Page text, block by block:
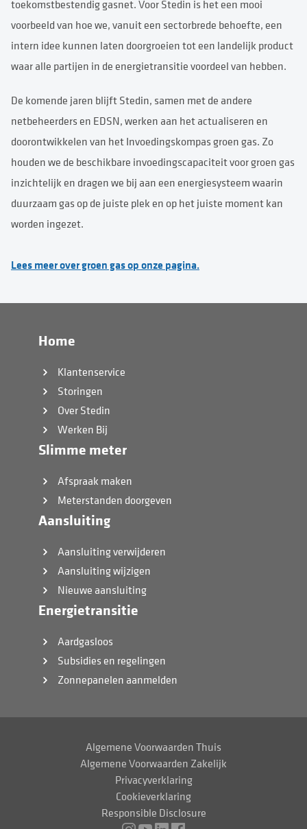
toekomstbestendig gasnet. Voor Stedin is het een mooi
voorbeeld van hoe we, vanuit een sectorbrede behoefte, een
intern idee kunnen laten doorgroeien tot een landelijk product
waar alle partijen in de energietransitie voordeel van hebben.
De komende jaren blijft Stedin, samen met de andere
netbeheerders en EDSN, werken aan het actualiseren en
doorontwikkelen van het Invoedingskompas groen gas. Zo
houden we de beschikbare invoedingscapaciteit voor groen gas
inzichtelijk en dragen we bij aan een energiesysteem waarin
duurzaam gas op de juiste plek en op het juiste moment kan
worden ingezet.
Lees meer over groen gas op onze pagina.
Home
Klantenservice
Storingen
Over Stedin
Werken Bij
Slimme meter
Afspraak maken
Meterstanden doorgeven
Aansluiting
Aansluiting verwijderen
Aansluiting wijzigen
Nieuwe aansluiting
Energietransitie
Aardgasloos
Subsidies en regelingen
Zonnepanelen aanmelden
Algemene Voorwaarden Thuis
Algemene Voorwaarden Zakelijk
Privacyverklaring
Cookieverklaring
Responsible Disclosure